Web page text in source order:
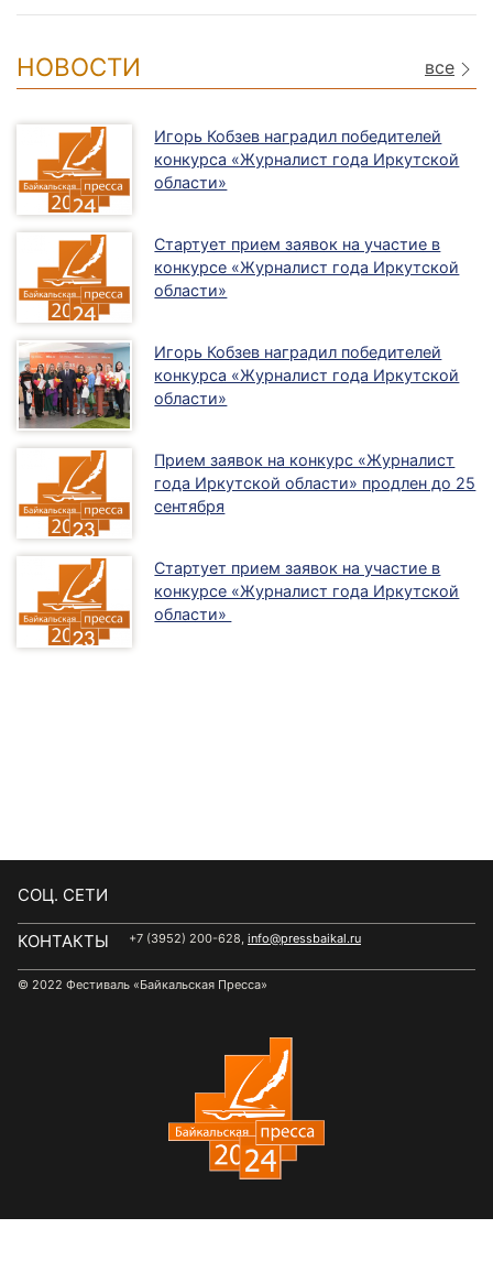
все
НОВОСТИ
Игорь Кобзев наградил победителей
конкурса «Журналист года Иркутской
области»
Стартует прием заявок на участие в
конкурсе «Журналист года Иркутской
области»
Игорь Кобзев наградил победителей
конкурса «Журналист года Иркутской
области»
Прием заявок на конкурс «Журналист
года Иркутской области» продлен до 25
сентября
Стартует прием заявок на участие в
конкурсе «Журналист года Иркутской
области»
CОЦ. СЕТИ
КОНТАКТЫ +7 (3952) 200-628, info@pressbaikal.ru
© 2022 Фестиваль «Байкальская Пресса»